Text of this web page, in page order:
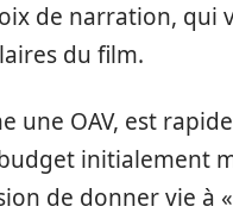
de narration, qui
du film.
une OAV, est
initialement
de donner vie à